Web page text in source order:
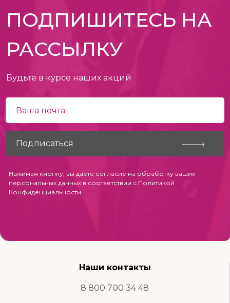
ПОДПИШИТЕСЬ НА
РАССЫЛКУ
Будьте в курсе наших акций
Нажимая кнопку, вы даете согласие на обработку ваших
персональных данных в соответствии с Политикой
Конфиденциальности
Наши контакты
8 800 700 34 48